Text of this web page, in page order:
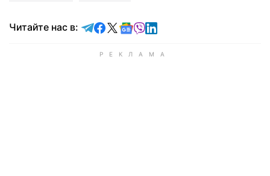
Читайте нас в: Читайте в Telegram
Читайте в Facebook
Читайте в X
Читайте в Google news
Читайте в Viber
Читайте в LinkedIn